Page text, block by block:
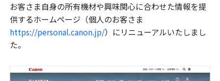
お客さま自身の所有機材や興味関心に合わせた情報を提
供するホームページ（個人のお客さま
https://personal.canon.jp/）にリニューアルいたしまし
た。